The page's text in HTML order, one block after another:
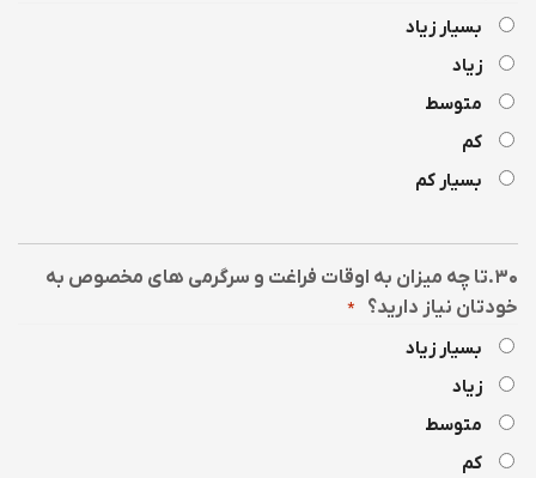
بسیار زیاد
زیاد
متوسط
کم
بسیار کم
۳۰.تا چه میزان به اوقات فراغت و سرگرمی های مخصوص به
خودتان نیاز دارید؟
*
بسیار زیاد
زیاد
متوسط
کم